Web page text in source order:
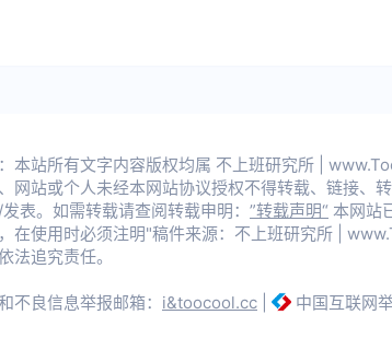
本站所有文字内容版权均属 不上班研究所 |
网站或个人未经本网站协议授权不得转载、链接、
表。如需转载请查阅转载申明： ”转载声明“ 本网站
在使用时必须注明"稿件来源：不上班研究所 |
法追究责任。
不良信息举报邮箱： i&toocool.cc 中国互联网